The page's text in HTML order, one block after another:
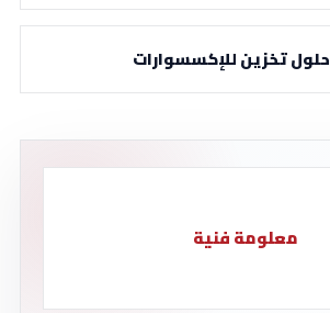
حلول تخزين للإكسسوارات
معلومة فنية